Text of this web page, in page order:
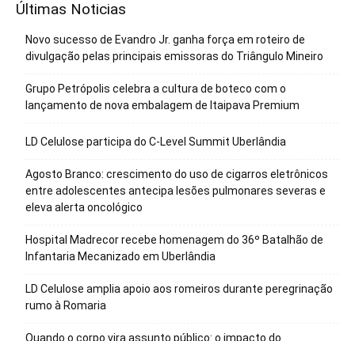
Últimas Noticias
Novo sucesso de Evandro Jr. ganha força em roteiro de
divulgação pelas principais emissoras do Triângulo Mineiro
Grupo Petrópolis celebra a cultura de boteco com o
lançamento de nova embalagem de Itaipava Premium
LD Celulose participa do C-Level Summit Uberlândia
Agosto Branco: crescimento do uso de cigarros eletrônicos
entre adolescentes antecipa lesões pulmonares severas e
eleva alerta oncológico
Hospital Madrecor recebe homenagem do 36º Batalhão de
Infantaria Mecanizado em Uberlândia
LD Celulose amplia apoio aos romeiros durante peregrinação
rumo à Romaria
Quando o corpo vira assunto público: o impacto do